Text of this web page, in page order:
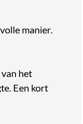
manier.
het
Een kort